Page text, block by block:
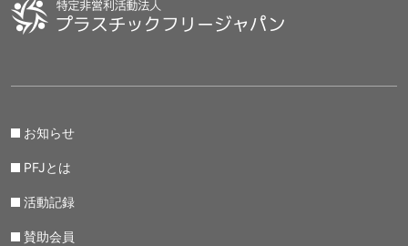
お知らせ
PFJとは
活動記録
賛助会員